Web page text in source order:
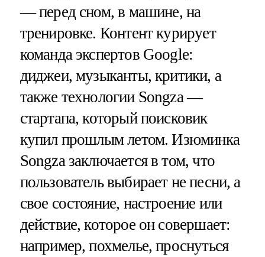
— перед сном, в машине, на
тренировке. Контент курирует
команда экспертов Google:
диджеи, музыканты, критики, а
также технологии Songza —
стартапа, который поисковик
купил прошлым летом. Изюминка
Songza заключается в том, что
пользователь выбирает не песни, а
свое состояние, настроение или
действие, которое он совершает:
например, похмелье, проснуться